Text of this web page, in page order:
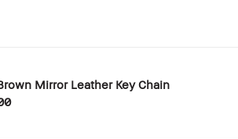
Mirror Leather Key Chain